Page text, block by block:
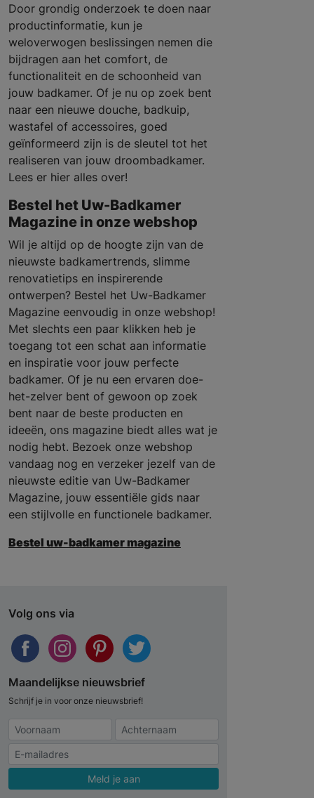
Door grondig onderzoek te doen naar
productinformatie, kun je
weloverwogen beslissingen nemen die
bijdragen aan het comfort, de
functionaliteit en de schoonheid van
jouw badkamer. Of je nu op zoek bent
naar een nieuwe douche, badkuip,
wastafel of accessoires, goed
geïnformeerd zijn is de sleutel tot het
realiseren van jouw droombadkamer.
Lees er hier alles over!
Bestel het Uw-Badkamer
Magazine in onze webshop
Wil je altijd op de hoogte zijn van de
nieuwste badkamertrends, slimme
renovatietips en inspirerende
ontwerpen? Bestel het Uw-Badkamer
Magazine eenvoudig in onze webshop!
Met slechts een paar klikken heb je
toegang tot een schat aan informatie
en inspiratie voor jouw perfecte
badkamer. Of je nu een ervaren doe-
het-zelver bent of gewoon op zoek
bent naar de beste producten en
ideeën, ons magazine biedt alles wat je
nodig hebt. Bezoek onze webshop
vandaag nog en verzeker jezelf van de
nieuwste editie van Uw-Badkamer
Magazine, jouw essentiële gids naar
een stijlvolle en functionele badkamer.
Bestel uw-badkamer magazine
Volg ons via
Maandelijkse nieuwsbrief
Schrijf je in voor onze nieuwsbrief!
Meld je aan